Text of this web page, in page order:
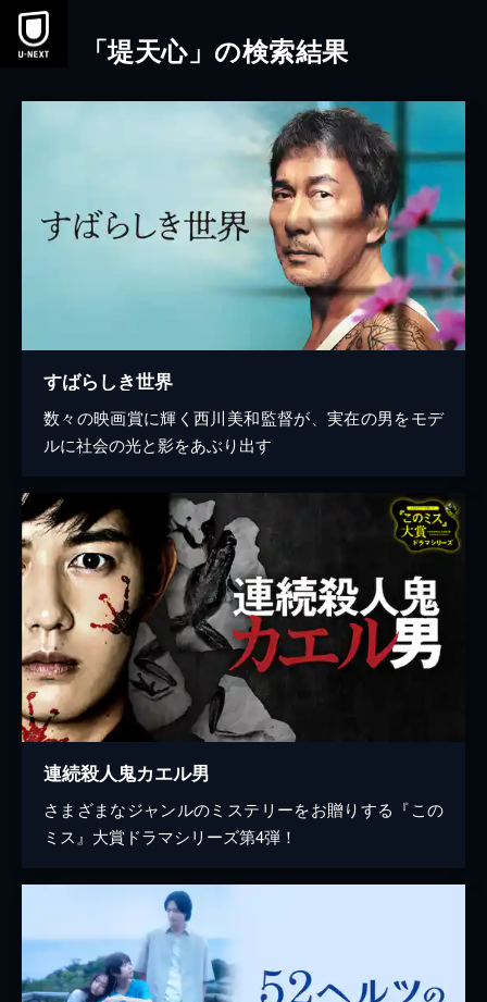
本文へスキップ
「堤天心」の検索結果
すばらしき世界
数々の映画賞に輝く西川美和監督が、実在の男をモデ
ルに社会の光と影をあぶり出す
連続殺人鬼カエル男
さまざまなジャンルのミステリーをお贈りする『この
ミス』大賞ドラマシリーズ第4弾！